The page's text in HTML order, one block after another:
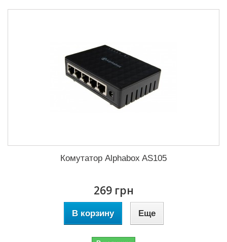
Комутатор Alphabox AS105
269 грн
В корзину Еще